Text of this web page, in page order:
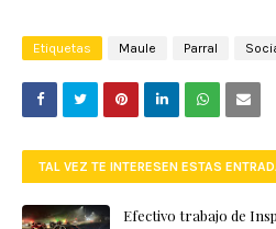
Etiquetas Maule Parral
TAL VEZ TE INTERESEN ESTAS
Efectivo trabajo de